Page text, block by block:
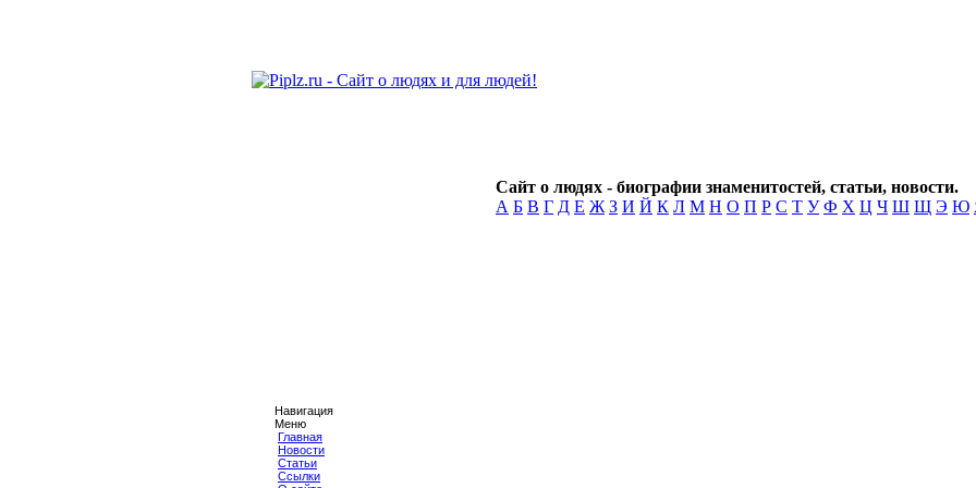
Сайт о людях - биографии знаменитостей, статьи, новости.
А Б В Г Д Е Ж З И Й К Л М Н О П Р С Т У Ф Х Ц Ч Ш Щ Э Ю
Навигация
Меню
Главная
Новости
Статьи
Ссылки